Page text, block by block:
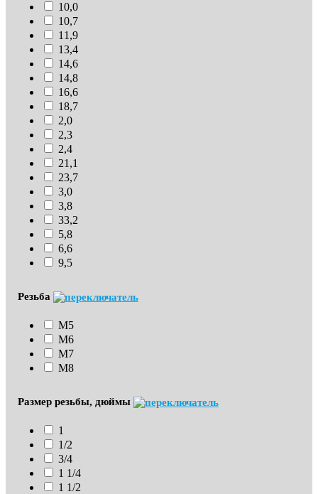
10,0
10,7
11,9
13,4
14,6
14,8
16,6
18,7
2,0
2,3
2,4
21,1
23,7
3,0
3,8
33,2
5,8
6,6
9,5
Резьба
М5
М6
М7
М8
Размер резьбы, дюймы
1
1/2
3/4
1 1/4
1 1/2